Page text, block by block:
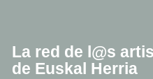
La red de l@s
de Euskal Herria